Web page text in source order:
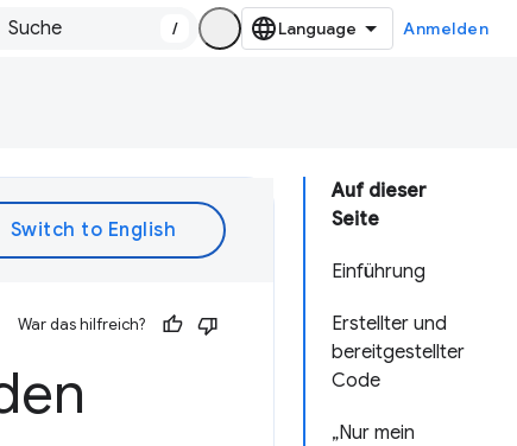
/ Anmelden
Auf dieser
Seite
Einführung
Erstellter und
bereitgestellter
Code
„Nur mein
War das hilfreich?